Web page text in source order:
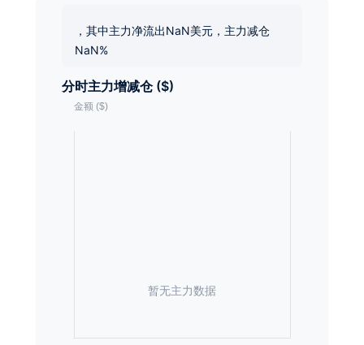
，其中主力净流出NaN美元，主力减仓
NaN%
分时主力增减仓 ($)
暂无主力数据